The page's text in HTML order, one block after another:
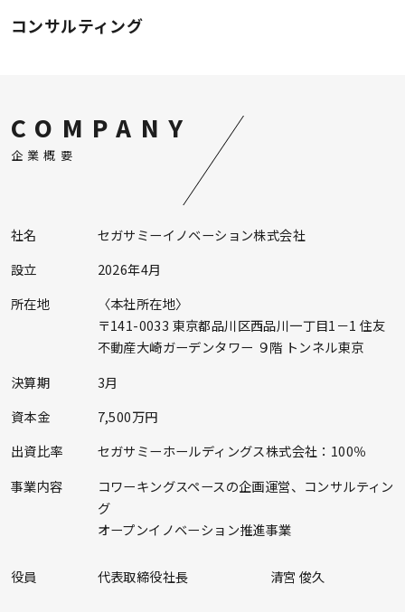
コンサルティング
COMPANY
企業概要
社名
セガサミーイノベーション株式会社
設立
2026年4月
所在地
〈本社所在地〉
〒141-0033 東京都品川区西品川一丁目1－1 住友
不動産大崎ガーデンタワー ９階 トンネル東京
決算期
3月
資本金
7,500万円
出資比率
セガサミーホールディングス株式会社：100％
事業内容
コワーキングスペースの企画運営、コンサルティン
グ
オープンイノベーション推進事業
役員 代表取締役社長 清宮 俊久